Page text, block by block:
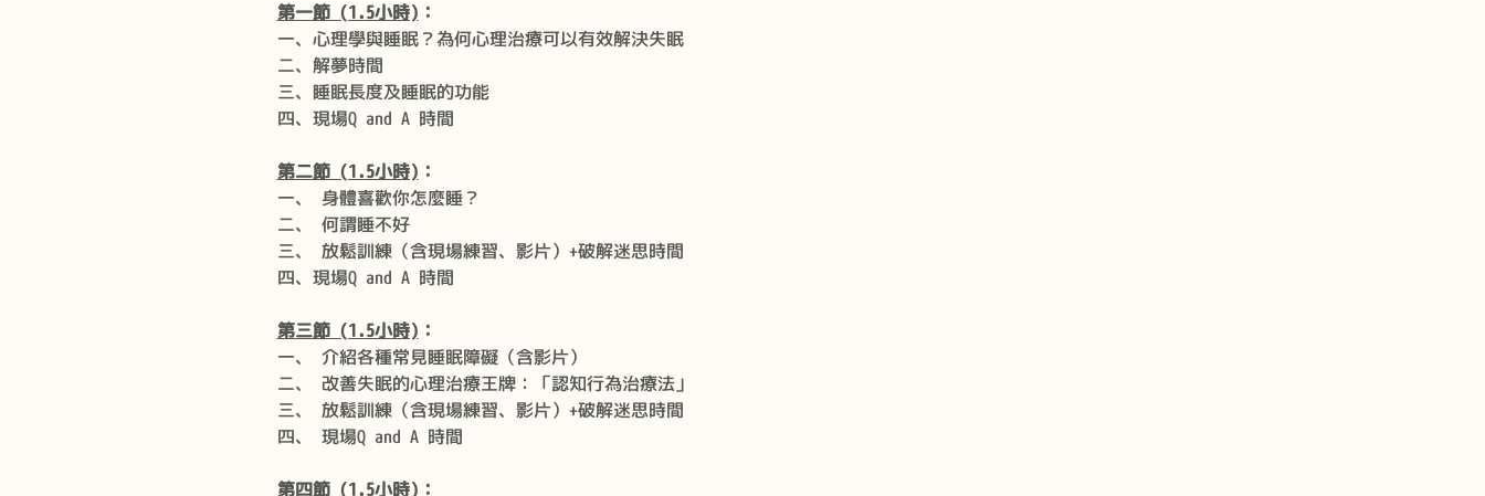
第一節 (1.5小時) ：
一、心理學與睡眠？為何心理治療可以有效解決失眠
二、解夢時間
三、睡眠長度及睡眠的功能
四、現場Q and A 時間
第二節 (1.5小時) ：
一、 身體喜歡你怎麼睡？
二、 何謂睡不好
三、 放鬆訓練（含現場練習、影片）+破解迷思時間
四、現場Q and A 時間
第三節 (1.5小時) ：
一、 介紹各種常見睡眠障礙（含影片）
二、 改善失眠的心理治療王牌：「認知行為治療法」
三、 放鬆訓練（含現場練習、影片）+破解迷思時間
四、 現場Q and A 時間
第四節 (1.5小時) ：